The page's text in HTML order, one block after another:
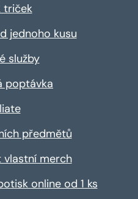
triček
jednoho kusu
služby
poptávka
předmětů
merch
online od 1 ks